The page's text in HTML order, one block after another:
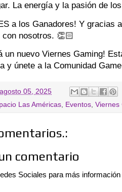
La energía y la pasión de
a los Ganadores! Y gracias
nosotros. 👏🏻
un nuevo Viernes Gaming!
y únete a la Comunidad
agosto 05, 2025
Las Américas, Eventos, Viernes
comentario
Sociales para más